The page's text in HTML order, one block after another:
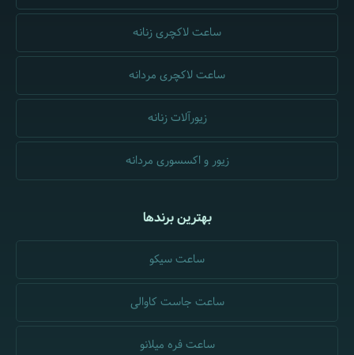
ساعت لاکچری زنانه
ساعت لاکچری مردانه
زیورآلات زنانه
زیور و اکسسوری مردانه
بهترین برندها
ساعت سیکو
ساعت جاست کاوالی
ساعت فره میلانو